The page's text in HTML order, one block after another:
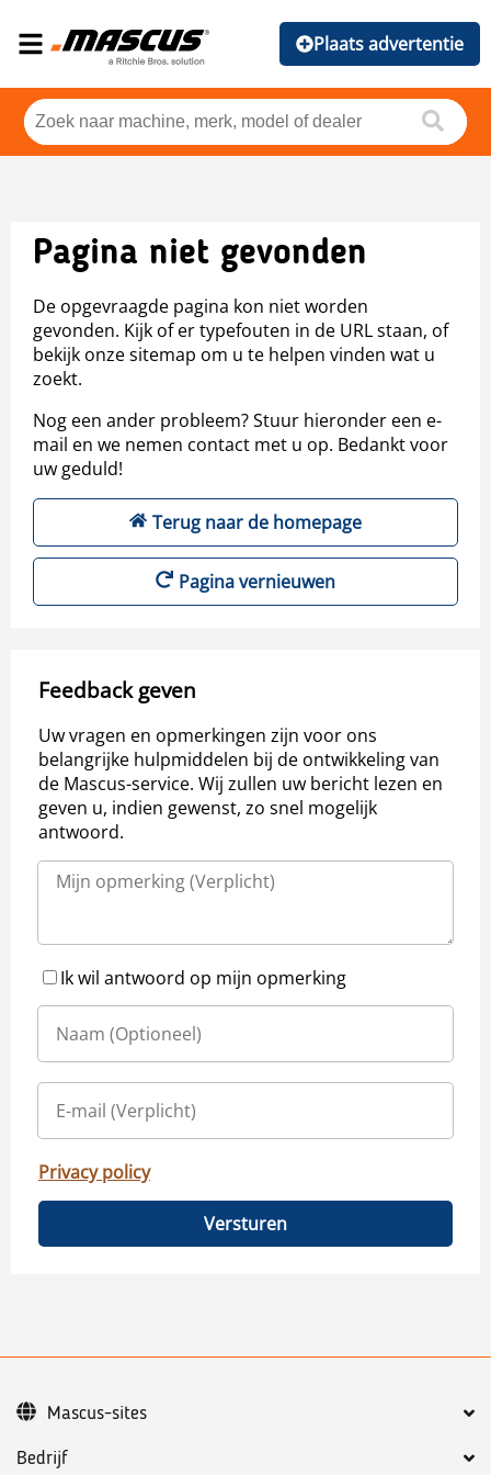
Plaats advertentie
Pagina niet gevonden
De opgevraagde pagina kon niet worden
gevonden. Kijk of er typefouten in de URL staan, of
bekijk onze sitemap om u te helpen vinden wat u
zoekt.
Nog een ander probleem? Stuur hieronder een e-
mail en we nemen contact met u op. Bedankt voor
uw geduld!
Terug naar de homepage
Pagina vernieuwen
Feedback geven
Uw vragen en opmerkingen zijn voor ons
belangrijke hulpmiddelen bij de ontwikkeling van
de Mascus-service. Wij zullen uw bericht lezen en
geven u, indien gewenst, zo snel mogelijk
antwoord.
Ik wil antwoord op mijn opmerking
Privacy policy
Versturen
Bedrijf
Mascus-sites